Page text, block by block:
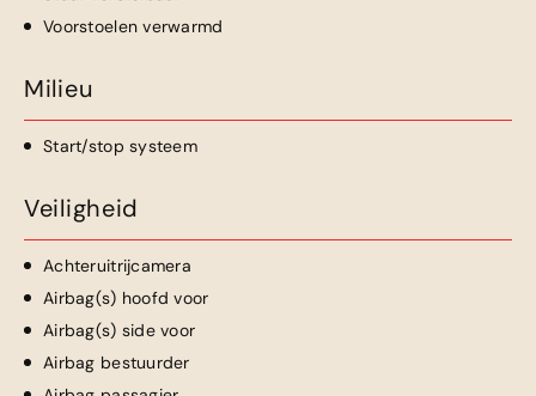
Voorstoelen verwarmd
Milieu
Start/stop systeem
Veiligheid
Achteruitrijcamera
Airbag(s) hoofd voor
Airbag(s) side voor
Airbag bestuurder